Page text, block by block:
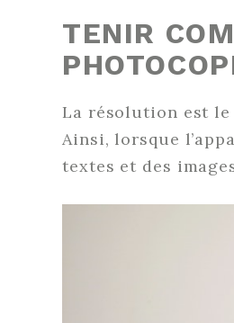
TENIR
La résolution est
Ainsi, lorsque
textes et des